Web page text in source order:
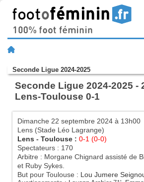
Seconde Ligue 2024-2025
Seconde Ligue 2024-2025 -
Lens-Toulouse 0-1
Dimanche 22 septembre 2024 à 13h00
Lens (Stade Léo Lagrange)
Lens - Toulouse : 0-1 (0-0)
Spectateurs : 170
Arbitre : Morgane Chignard assisté de
et Ruby Sykes.
But pour Toulouse : Lou Jumere